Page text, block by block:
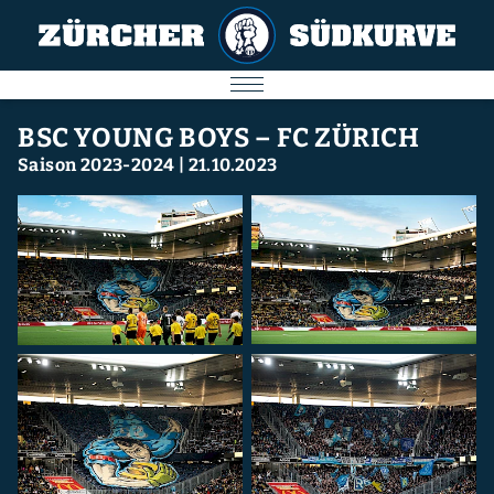
AKTUELL
SPIELE
SÜDKURVE
FC ZÜRICH
IMPRESSUM
Nächstes Spiel
09.08.2026
BSC YOUNG BOYS – FC ZÜRICH
Saison 2023-2024 21.10.2023